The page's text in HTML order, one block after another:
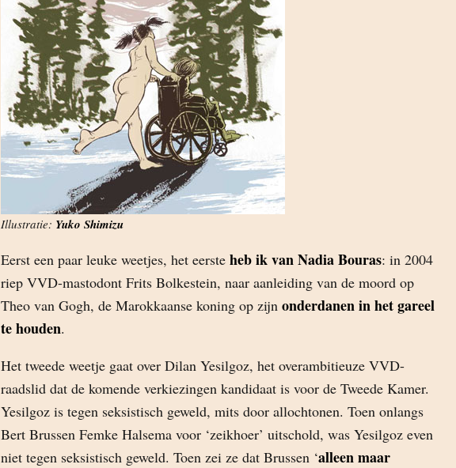
Illustratie: Yuko Shimizu
Eerst een paar leuke weetjes, het eerste heb ik van Nadia Bouras: in 2004
riep VVD-mastodont Frits Bolkestein, naar aanleiding van de moord op
Theo van Gogh, de Marokkaanse koning op zijn onderdanen in het gareel
te houden.
Het tweede weetje gaat over Dilan Yesilgoz, het overambitieuze VVD-
raadslid dat de komende verkiezingen kandidaat is voor de Tweede Kamer.
Yesilgoz is tegen seksistisch geweld, mits door allochtonen. Toen onlangs
Bert Brussen Femke Halsema voor ‘zeikhoer’ uitschold, was Yesilgoz even
niet tegen seksistisch geweld. Toen zei ze dat Brussen ‘alleen maar